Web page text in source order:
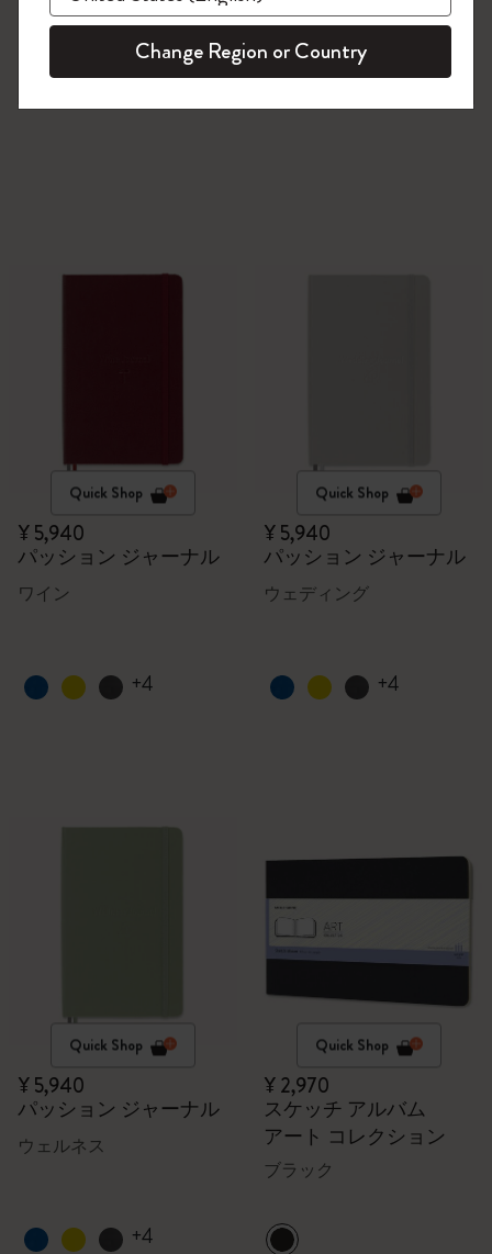
Quick Shop
¥ 5,940
パッション ジャーナル
ワイン
+4
Quick Shop
¥ 5,940
パッション ジャーナル
ウェディング
+4
Quick Shop
¥ 5,940
パッション ジャーナル
ウェルネス
+4
Quick Shop
¥ 2,970
スケッチ アルバム
アート コレクション
ブラック
今すぐ会員登録 !
Change Region or Country